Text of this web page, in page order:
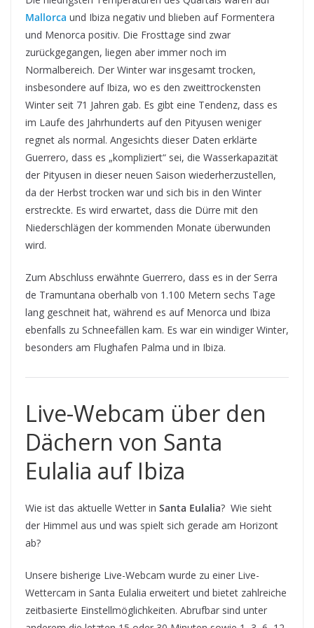
Mallorca und Ibiza negativ und blieben auf Formentera
und Menorca positiv. Die Frosttage sind zwar
zurückgegangen, liegen aber immer noch im
Normalbereich. Der Winter war insgesamt trocken,
insbesondere auf Ibiza, wo es den zweittrockensten
Winter seit 71 Jahren gab. Es gibt eine Tendenz, dass es
im Laufe des Jahrhunderts auf den Pityusen weniger
regnet als normal. Angesichts dieser Daten erklärte
Guerrero, dass es „kompliziert“ sei, die Wasserkapazität
der Pityusen in dieser neuen Saison wiederherzustellen,
da der Herbst trocken war und sich bis in den Winter
erstreckte. Es wird erwartet, dass die Dürre mit den
Niederschlägen der kommenden Monate überwunden
wird.
Zum Abschluss erwähnte Guerrero, dass es in der Serra
de Tramuntana oberhalb von 1.100 Metern sechs Tage
lang geschneit hat, während es auf Menorca und Ibiza
ebenfalls zu Schneefällen kam. Es war ein windiger Winter,
besonders am Flughafen Palma und in Ibiza.
Live-Webcam über den
Dächern von Santa
Eulalia auf Ibiza
Wie ist das aktuelle Wetter in Santa Eulalia? Wie sieht
der Himmel aus und was spielt sich gerade am Horizont
ab?
Unsere bisherige Live-Webcam wurde zu einer Live-
Wettercam in Santa Eulalia erweitert und bietet zahlreiche
zeitbasierte Einstellmöglichkeiten. Abrufbar sind unter